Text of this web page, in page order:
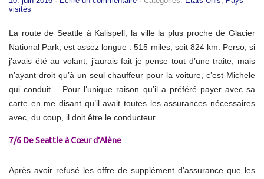
visités
La route de Seattle à Kalispell, la ville la plus proche de Glacier
National Park, est assez longue : 515 miles, soit 824 km. Perso, si
j’avais été au volant, j’aurais fait je pense tout d’une traite, mais
n’ayant droit qu’à un seul chauffeur pour la voiture, c’est Michele
qui conduit… Pour l’unique raison qu’il a préféré payer avec sa
carte en me disant qu’il avait toutes les assurances nécessaires
avec, du coup, il doit être le conducteur…
7/6 De Seattle à Cœur d’Alène
Après avoir refusé les offre de supplément d’assurance que les